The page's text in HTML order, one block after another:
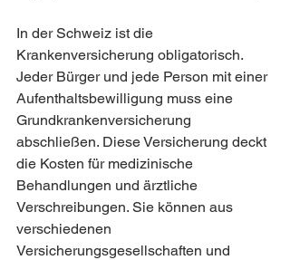
In der Schweiz ist die
Krankenversicherung obligatorisch.
Jeder Bürger und jede Person mit einer
Aufenthaltsbewilligung muss eine
Grundkrankenversicherung
abschließen. Diese Versicherung deckt
die Kosten für medizinische
Behandlungen und ärztliche
Verschreibungen. Sie können aus
verschiedenen
Versicherungsgesellschaften und